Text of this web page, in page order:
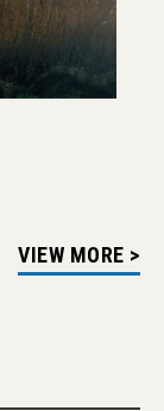
VIEW MORE >